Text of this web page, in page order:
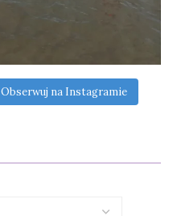
Obserwuj na Instagramie